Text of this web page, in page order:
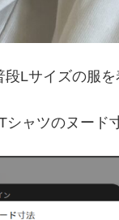
Lサイズの服を
シャツのヌード